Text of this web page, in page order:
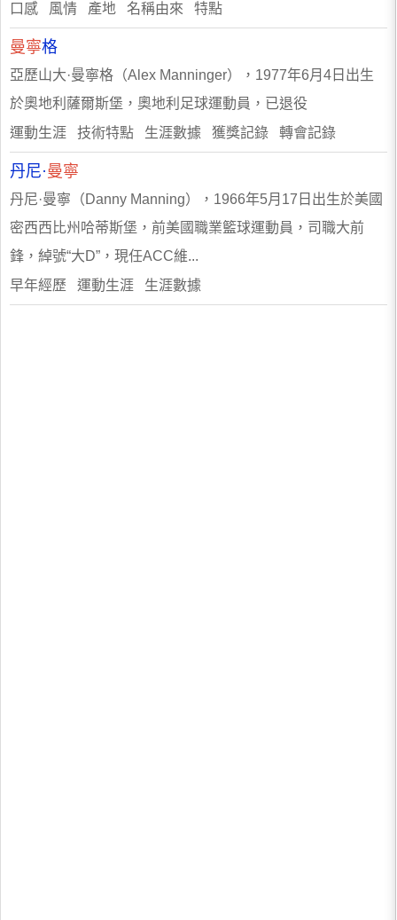
口感 風情 產地 名稱由來 特點
曼寧格
亞歷山大·曼寧格（Alex Manninger），1977年6月4日出生
於奧地利薩爾斯堡，奧地利足球運動員，已退役
運動生涯 技術特點 生涯數據 獲獎記錄 轉會記錄
丹尼·曼寧
丹尼·曼寧（Danny Manning），1966年5月17日出生於美國
密西西比州哈蒂斯堡，前美國職業籃球運動員，司職大前
鋒，綽號“大D”，現任ACC維...
早年經歷 運動生涯 生涯數據